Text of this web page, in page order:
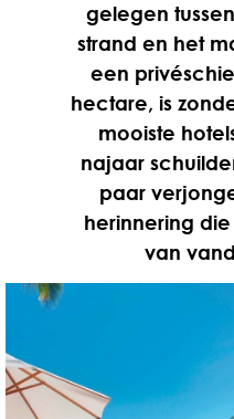
gelegen
strand en het
een
hectare, is
mooiste
najaar
paar
herinnering
van